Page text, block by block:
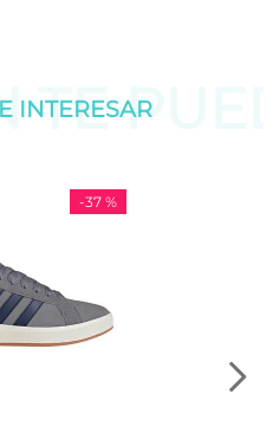
TE
INTERESAR
-37 %